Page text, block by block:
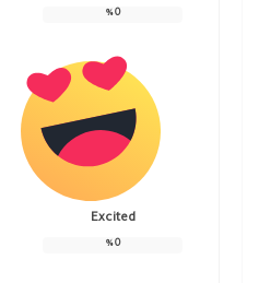
0
%
Excited
0
%